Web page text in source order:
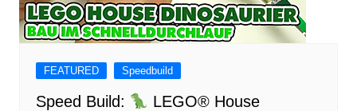
FEATURED Speedbuild
Speed Build:
LEGO® House